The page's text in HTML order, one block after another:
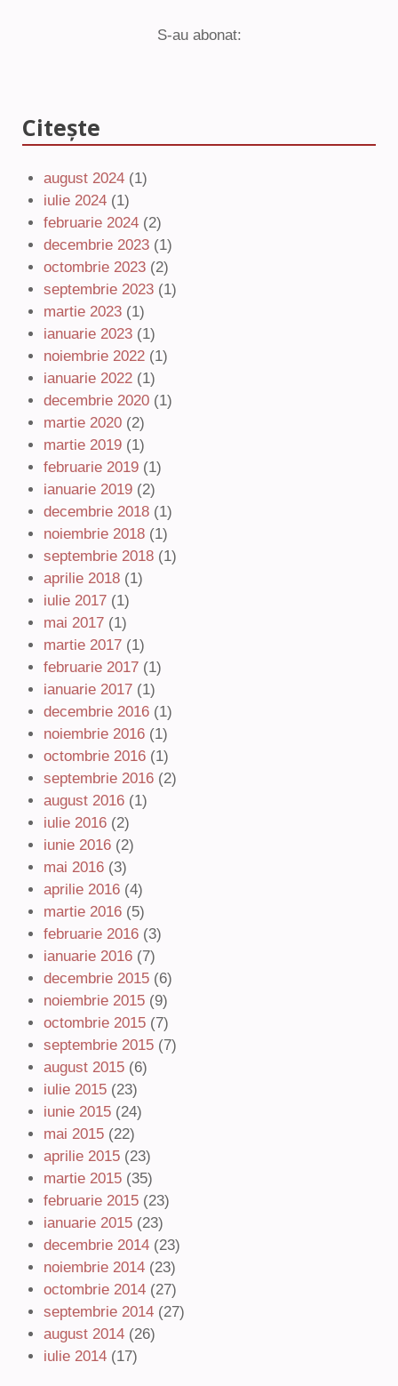
S-au abonat:
Citește
august 2024 (1)
iulie 2024 (1)
februarie 2024 (2)
decembrie 2023 (1)
octombrie 2023 (2)
septembrie 2023 (1)
martie 2023 (1)
ianuarie 2023 (1)
noiembrie 2022 (1)
ianuarie 2022 (1)
decembrie 2020 (1)
martie 2020 (2)
martie 2019 (1)
februarie 2019 (1)
ianuarie 2019 (2)
decembrie 2018 (1)
noiembrie 2018 (1)
septembrie 2018 (1)
aprilie 2018 (1)
iulie 2017 (1)
mai 2017 (1)
martie 2017 (1)
februarie 2017 (1)
ianuarie 2017 (1)
decembrie 2016 (1)
noiembrie 2016 (1)
octombrie 2016 (1)
septembrie 2016 (2)
august 2016 (1)
iulie 2016 (2)
iunie 2016 (2)
mai 2016 (3)
aprilie 2016 (4)
martie 2016 (5)
februarie 2016 (3)
ianuarie 2016 (7)
decembrie 2015 (6)
noiembrie 2015 (9)
octombrie 2015 (7)
septembrie 2015 (7)
august 2015 (6)
iulie 2015 (23)
iunie 2015 (24)
mai 2015 (22)
aprilie 2015 (23)
martie 2015 (35)
februarie 2015 (23)
ianuarie 2015 (23)
decembrie 2014 (23)
noiembrie 2014 (23)
octombrie 2014 (27)
septembrie 2014 (27)
august 2014 (26)
iulie 2014 (17)